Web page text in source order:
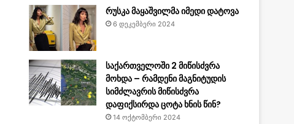
რუსკა მაყაშვილმა იმედი დატოვა
6 დეკემბერი 2024
საქართველოში 2 მიწისძვრა
მოხდა – რამდენი მაგნიტუდის
სიმძლავრის მიწისძვრა
დაფიქსირდა ცოტა ხნის წინ?
14 ოქტომბერი 2024